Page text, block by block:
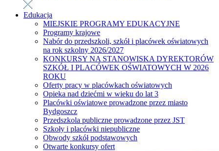
Edukacja
MIEJSKIE PROGRAMY EDUKACYJNE
Programy krajowe
Nabór do przedszkoli, szkół i placówek oświatowych
na rok szkolny 2026/2027
KONKURSY NA STANOWISKA DYREKTORÓW
SZKÓŁ I PLACÓWEK OŚWIATOWYCH W 2026
ROKU
Oferty pracy w placówkach oświatowych
Opieka nad dziećmi w wieku do lat 3
Placówki oświatowe prowadzone przez miasto
Bydgoszcz
Przedszkola publiczne prowadzone przez JST
Szkoły i placówki niepubliczne
Obwody szkół podstawowych
Otwarte konkursy ofert